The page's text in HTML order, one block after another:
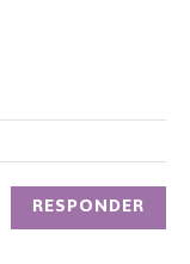
RESPONDER